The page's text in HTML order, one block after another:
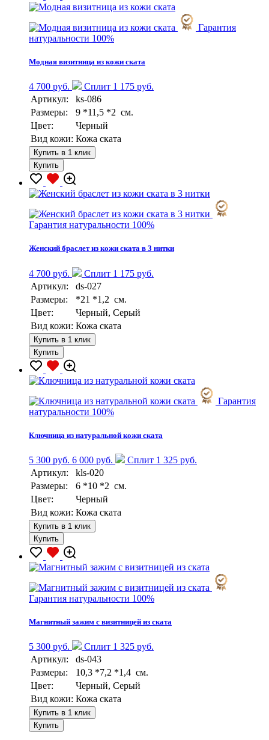
Гарантия
натуральности 100%
Модная визитница из кожи ската
4 700 руб.
Сплит 1 175 руб.
Артикул:
ks-086
Размеры:
9 *11,5 *2 см.
Цвет:
Черный
Вид кожи: Кожа ската
Купить в 1 клик
Купить
Гарантия натуральности 100%
Женский браслет из кожи ската в 3 нитки
4 700 руб.
Сплит 1 175 руб.
Артикул:
ds-027
Размеры:
*21 *1,2 см.
Цвет:
Черный, Серый
Вид кожи: Кожа ската
Купить в 1 клик
Купить
Гарантия
натуральности 100%
Ключница из натуральной кожи ската
5 300 руб. 6 000 руб.
Сплит 1 325 руб.
Артикул:
kls-020
Размеры:
6 *10 *2 см.
Цвет:
Черный
Вид кожи: Кожа ската
Купить в 1 клик
Купить
Гарантия натуральности 100%
Магнитный зажим с визитницей из ската
5 300 руб.
Сплит 1 325 руб.
Артикул:
ds-043
Размеры:
10,3 *7,2 *1,4 см.
Цвет:
Черный, Серый
Вид кожи: Кожа ската
Купить в 1 клик
Купить